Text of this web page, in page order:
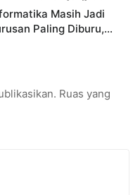
Masih Jadi
Paling Diburu,
Ruas yang